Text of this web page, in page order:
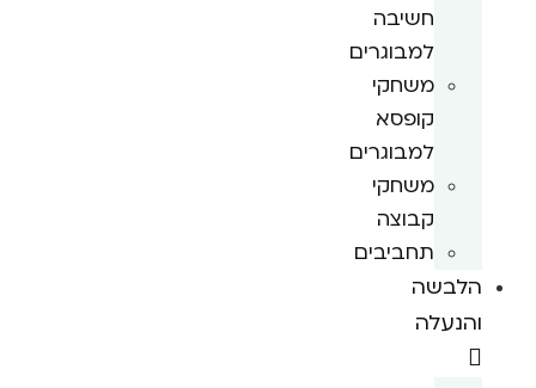
חשיבה
למבוגרים
משחקי
קופסא
למבוגרים
משחקי
קבוצה
תחביבים
הלבשה
והנעלה